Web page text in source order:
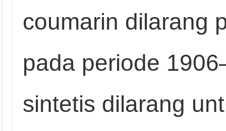
coumarin dilarang
pada periode
sintetis dilarang